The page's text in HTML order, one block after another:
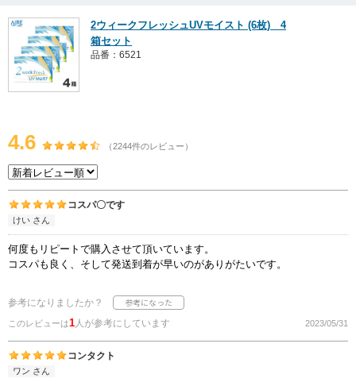
2ウィークフレッシュUVモイスト (6枚) 4
箱セット
品番：6521
4.6 （2244件のレビュー）
コスパ〇です
けい さん
何度もリピートで購入させて頂いています。
コスパも良く、そして発送到着が早いのがありがたいです。
参考になりましたか？
このレビューは1人が参考にしています 2023/05/31
コンタクト
ワン さん